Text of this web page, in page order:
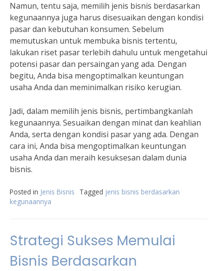
Namun, tentu saja, memilih jenis bisnis berdasarkan
kegunaannya juga harus disesuaikan dengan kondisi
pasar dan kebutuhan konsumen. Sebelum
memutuskan untuk membuka bisnis tertentu,
lakukan riset pasar terlebih dahulu untuk mengetahui
potensi pasar dan persaingan yang ada. Dengan
begitu, Anda bisa mengoptimalkan keuntungan
usaha Anda dan meminimalkan risiko kerugian.
Jadi, dalam memilih jenis bisnis, pertimbangkanlah
kegunaannya. Sesuaikan dengan minat dan keahlian
Anda, serta dengan kondisi pasar yang ada. Dengan
cara ini, Anda bisa mengoptimalkan keuntungan
usaha Anda dan meraih kesuksesan dalam dunia
bisnis.
Posted in Jenis Bisnis Tagged jenis bisnis berdasarkan
kegunaannya
Strategi Sukses Memulai
Bisnis Berdasarkan